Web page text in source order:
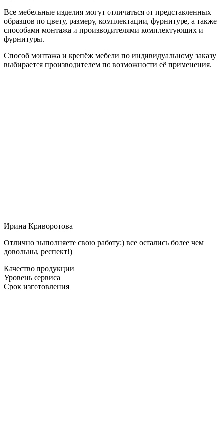
Все мебельные изделия могут отличаться от представленных
образцов по цвету, размеру, комплектации, фурнитуре, а также
способами монтажа и производителями комплектующих и
фурнитуры.
Способ монтажа и крепёж мебели по индивидуальному заказу
выбирается производителем по возможности её применения.
Ирина Криворотова
Отлично выполняете свою работу:) все остались более чем
довольны, респект!)
Качество продукции
Уровень сервиса
Срок изготовления